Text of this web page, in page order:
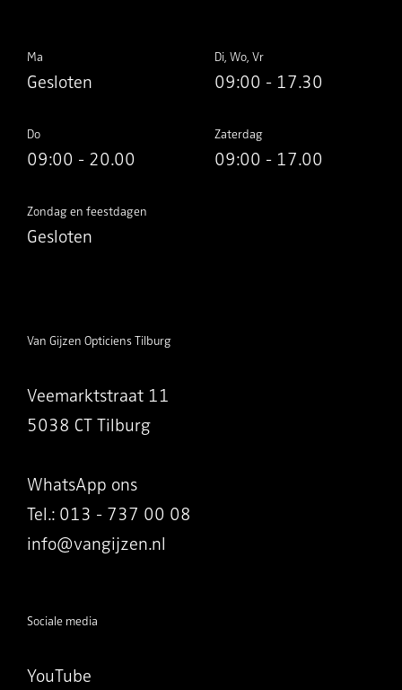
Ma
Gesloten
Di, Wo, Vr
09:00 - 17.30
Do
09:00 - 20.00
Zaterdag
09:00 - 17.00
Zondag en feestdagen
Gesloten
Van Gijzen Opticiens Tilburg
Veemarktstraat 11
5038 CT Tilburg
WhatsApp ons
Tel.: 013 - 737 00 08
info@vangijzen.nl
Sociale media
YouTube